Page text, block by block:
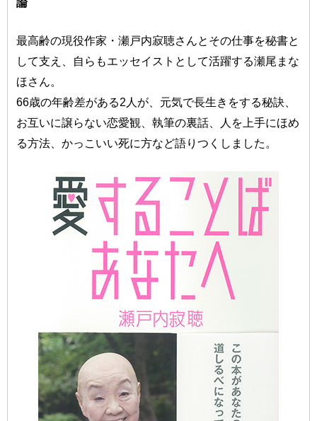
最高齢の現役作家・瀬戸内寂聴さんとその仕事を秘書と
して支え、自らもエッセイストとして活躍する瀬尾まな
ほさん。
66歳の年齢差がある2人が、元気で長生きをする秘訣、
お互いに譲らない恋愛観、執筆の裏話、人を上手にほめ
る方法、かっこいい死に方など語りつくしました。